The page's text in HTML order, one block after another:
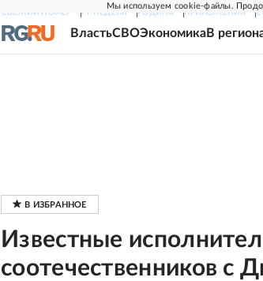
Мы используем cookie-файлы.
СВЕЖИЙ НОМЕР РГ-НЕДЕЛЯ РОДИНА ПРИЛОЖЕНИЯ
ВластьСВОЭкономикаВ
Известные
соотечественников с